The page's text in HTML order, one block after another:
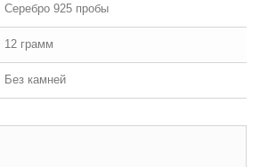
Серебро 925 пробы
12 грамм
Без камней